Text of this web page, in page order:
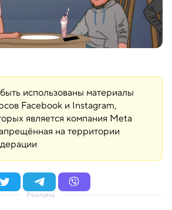
использованы материалы
Facebook и Instagram,
является компания Meta
на территории
Реклама